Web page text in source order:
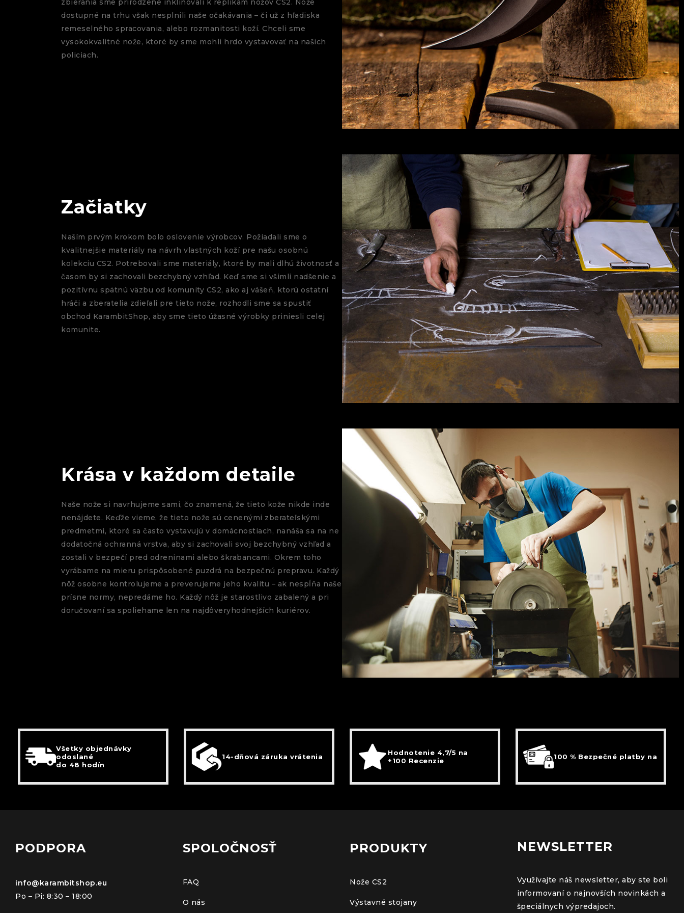
zbierania sme prirodzene inklinovali k replikám nožov CS2. Nože
dostupné na trhu však nesplnili naše očakávania – či už z hľadiska
remeselného spracovania, alebo rozmanitosti koží. Chceli sme
vysokokvalitné nože, ktoré by sme mohli hrdo vystavovať na našich
policiach.
Začiatky
Naším prvým krokom bolo oslovenie výrobcov. Požiadali sme o
kvalitnejšie materiály na návrh vlastných koží pre našu osobnú
kolekciu CS2. Potrebovali sme materiály, ktoré by mali dlhú životnosť a
časom by si zachovali bezchybný vzhľad. Keď sme si všimli nadšenie a
pozitívnu spätnú väzbu od komunity CS2, ako aj vášeň, ktorú ostatní
hráči a zberatelia zdieľali pre tieto nože, rozhodli sme sa spustiť
obchod KarambitShop, aby sme tieto úžasné výrobky priniesli celej
komunite.
Krása v každom detaile
Naše nože si navrhujeme sami, čo znamená, že tieto kože nikde inde
nenájdete. Keďže vieme, že tieto nože sú cenenými zberateľskými
predmetmi, ktoré sa často vystavujú v domácnostiach, nanáša sa na ne
dodatočná ochranná vrstva, aby si zachovali svoj bezchybný vzhľad a
zostali v bezpečí pred odreninami alebo škrabancami. Okrem toho
vyrábame na mieru prispôsobené puzdrá na bezpečnú prepravu. Každý
nôž osobne kontrolujeme a preverujeme jeho kvalitu – ak nespĺňa naše
prísne normy, nepredáme ho. Každý nôž je starostlivo zabalený a pri
doručovaní sa spoliehame len na najdôveryhodnejších kuriérov.
Všetky objednávky
odoslané
do 48 hodín
14-dňová záruka vrátenia
Hodnotenie 4,7/5 na
+100 Recenzie
100 % Bezpečné platby na
PODPORA
info@karambitshop.eu
Po – Pi: 8:30 – 18:00
SPOLOČNOSŤ
FAQ
O nás
PRODUKTY
Nože CS2
Výstavné stojany
NEWSLETTER
Využívajte náš newsletter, aby ste boli
informovaní o najnovších novinkách a
špeciálnych výpredajoch.